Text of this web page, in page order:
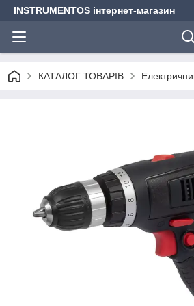
INSTRUMENTOS інтернет-магазин
КАТАЛОГ ТОВАРІВ